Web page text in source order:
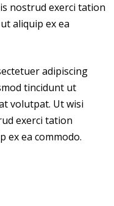
nostrud exerci tation
aliquip ex ea
adipiscing
tincidunt ut
volutpat. Ut wisi
exerci tation
ex ea commodo.